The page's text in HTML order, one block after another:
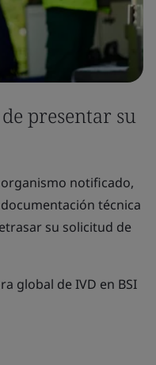
presentar su
notificado,
técnica
su solicitud de
global de IVD en BSI